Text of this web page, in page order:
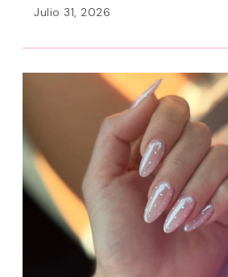
Julio 31, 2026